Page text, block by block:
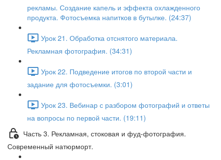
рекламы. Создание капель и эффекта охлажденного
продукта. Фотосъемка напитков в бутылке. (24:37)
Урок 21. Обработка отснятого материала.
Рекламная фотография. (34:31)
Урок 22. Подведение итогов по второй части и
задание для фотосъемки. (3:01)
Урок 23. Вебинар с разбором фотографий и ответы
на вопросы по первой части. (19:11)
Часть 3. Рекламная, стоковая и фуд-фотография.
Современный натюрморт.